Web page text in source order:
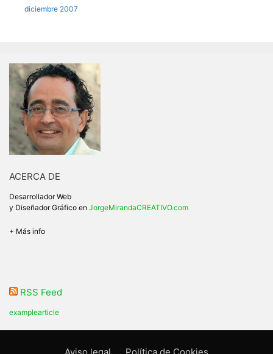
diciembre 2007
ACERCA DE
Desarrollador Web
y Diseñador Gráfico en JorgeMirandaCREATIVO.com
+ Más info
RSS Feed
examplearticle